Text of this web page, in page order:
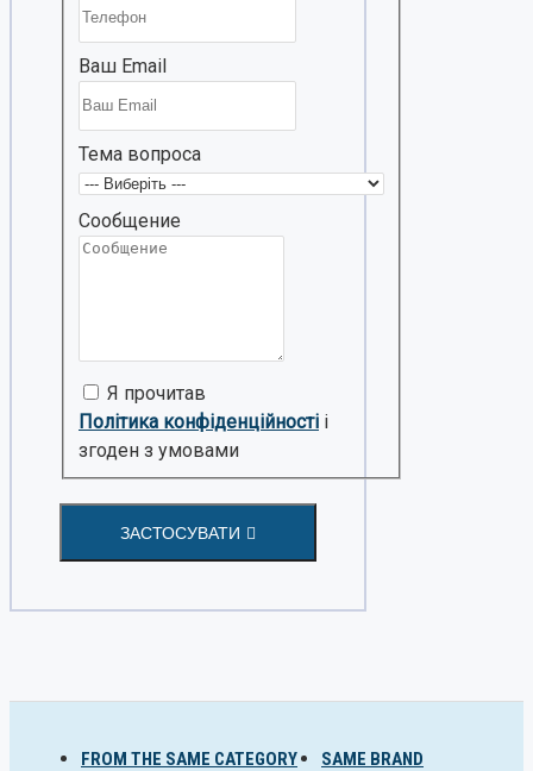
Ваш Email
Тема вопроса
Сообщение
Я прочитав
Політика конфіденційності і
згоден з умовами
ЗАСТОСУВАТИ
FROM THE SAME CATEGORY SAME BRAND